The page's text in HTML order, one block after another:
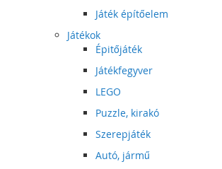
Játék építőelem
Játékok
Épitőjáték
Játékfegyver
LEGO
Puzzle, kirakó
Szerepjáték
Autó, jármű